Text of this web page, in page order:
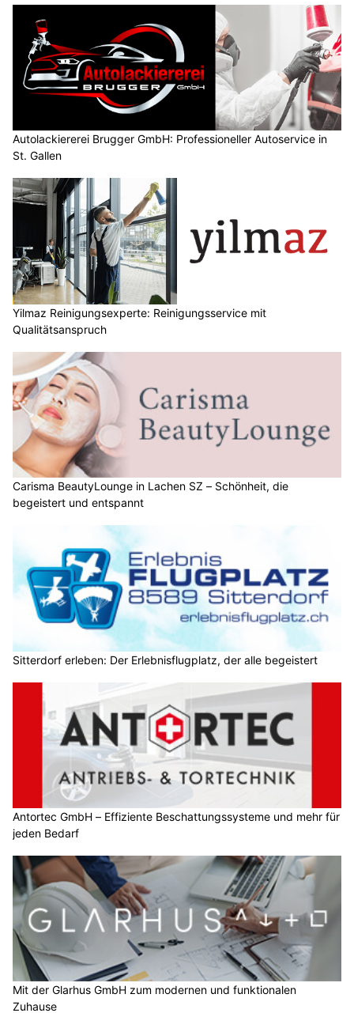
Autolackiererei Brugger GmbH: Professioneller Autoservice in
St. Gallen
Yilmaz Reinigungsexperte: Reinigungsservice mit
Qualitätsanspruch
Carisma BeautyLounge in Lachen SZ – Schönheit, die
begeistert und entspannt
Sitterdorf erleben: Der Erlebnisflugplatz, der alle begeistert
Antortec GmbH – Effiziente Beschattungssysteme und mehr für
jeden Bedarf
Mit der Glarhus GmbH zum modernen und funktionalen
Zuhause